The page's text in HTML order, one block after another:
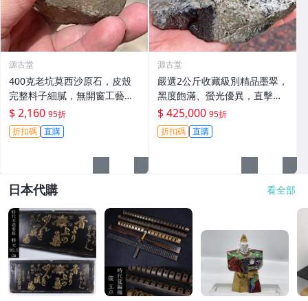
源古堂
400克老坑莫西沙原石，皮殼
完整料子細膩，無開窗工藝原
礦，適合手鐲及掛件製作。嚴
選天然A貨翡翠。 老坑翡翠 手
鐲 掛件
$ 2,160 95折
折扣碼 直購
源古堂
嚴選2公斤收藏級別精品墨翠，
黑度飽滿、螢光優異，直擊心
坎的絕版好物 翡翠 珍貴玉石
天然翡翠
$ 425,000 95折
折扣碼 直購
日本代購 看全部